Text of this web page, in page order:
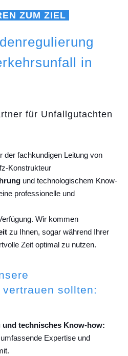
ZUM ZIEL
in
für Unfallgutachten
der fachkundigen Leitung von
Konstrukteur
und technologischem Know-
professionelle und
Wir kommen
zu Ihnen, sogar während Ihrer
Zeit optimal zu nutzen.
sollten:
technisches Know-how:
Expertise und